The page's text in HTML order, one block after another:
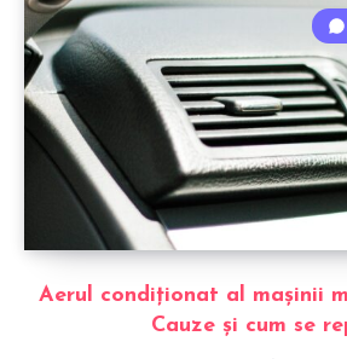
Aerul condiționat al mașinii
Cauze și cum se